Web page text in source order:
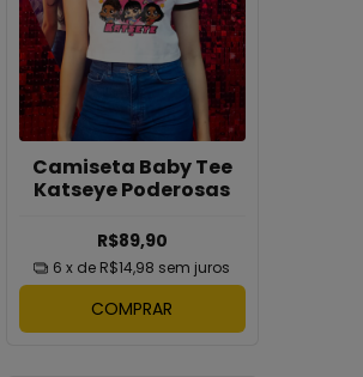
Camiseta Baby Tee
Katseye Poderosas
R$89,90
6 x de R$14,98 sem juros
COMPRAR